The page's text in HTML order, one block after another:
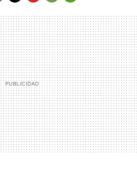
MAIL